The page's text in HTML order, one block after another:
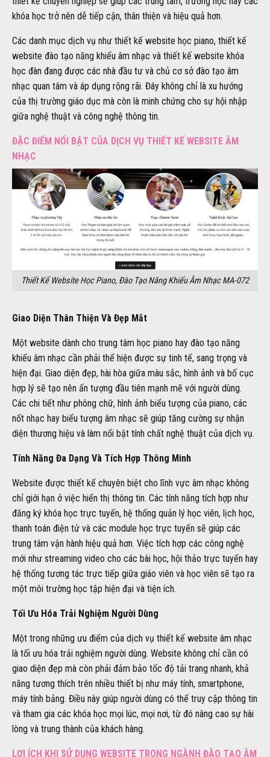
khóa học trở nên dễ tiếp cận, thân thiện và hiệu quả hơn.
Các danh mục dịch vụ như thiết kế website học piano, thiết kế
website đào tạo năng khiếu âm nhạc và thiết kế website khóa
học đàn đang được các nhà đầu tư và chủ cơ sở đào tạo âm
nhạc quan tâm và áp dụng rộng rãi. Đây không chỉ là xu hướng
của thị trường giáo dục mà còn là minh chứng cho sự hội nhập
giữa nghệ thuật và công nghệ thông tin.
ĐẶC ĐIỂM NỔI BẬT CỦA DỊCH VỤ THIẾT KẾ WEBSITE ÂM
NHẠC
Thiết Kế Website Học Piano, Đào Tạo Năng Khiếu Âm Nhạc MA-072
Giao Diện Thân Thiện Và Đẹp Mắt
Một website dành cho trung tâm học piano hay đào tạo năng
khiếu âm nhạc cần phải thể hiện được sự tinh tế, sang trọng và
hiện đại. Giao diện đẹp, hài hòa giữa màu sắc, hình ảnh và bố cục
hợp lý sẽ tạo nên ấn tượng đầu tiên mạnh mẽ với người dùng.
Các chi tiết như phông chữ, hình ảnh biểu tượng của piano, các
nốt nhạc hay biểu tượng âm nhạc sẽ giúp tăng cường sự nhận
diện thương hiệu và làm nổi bật tính chất nghệ thuật của dịch vụ.
Tính Năng Đa Dạng Và Tích Hợp Thông Minh
Website được thiết kế chuyên biệt cho lĩnh vực âm nhạc không
chỉ giới hạn ở việc hiển thị thông tin. Các tính năng tích hợp như
đăng ký khóa học trực tuyến, hệ thống quản lý học viên, lịch học,
thanh toán điện tử và các module học trực tuyến sẽ giúp các
trung tâm vận hành hiệu quả hơn. Việc tích hợp các công nghệ
mới như streaming video cho các bài học, hội thảo trực tuyến hay
hệ thống tương tác trực tiếp giữa giáo viên và học viên sẽ tạo ra
một môi trường học tập hiện đại và tiện ích.
Tối Ưu Hóa Trải Nghiệm Người Dùng
Một trong những ưu điểm của dịch vụ thiết kế website âm nhạc
là tối ưu hóa trải nghiệm người dùng. Website không chỉ cần có
giao diện đẹp mà còn phải đảm bảo tốc độ tải trang nhanh, khả
năng tương thích trên nhiều thiết bị như máy tính, smartphone,
máy tính bảng. Điều này giúp người dùng có thể truy cập thông tin
và tham gia các khóa học mọi lúc, mọi nơi, từ đó nâng cao sự hài
lòng và trung thành của khách hàng.
LỢI ÍCH KHI SỬ DỤNG WEBSITE TRONG NGÀNH ĐÀO TẠO ÂM